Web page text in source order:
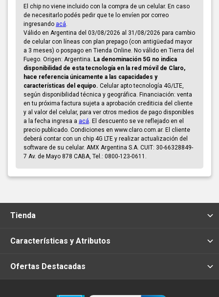
El chip no viene incluido con la compra de un celular. En caso
de necesitarlo podés pedir que te lo envíen por correo
ingresando acá
Válido en Argentina del 03/08/2026 al 31/08/2026 para cambio
de celular con líneas con plan prepago (con antigüedad mayor
a 3 meses) o pospago en Tienda Online. No válido en Tierra del
Fuego. Origen: Argentina. La denominación 5G no indica
disponibilidad de esta tecnología en la red móvil de Claro,
hace referencia únicamente a las capacidades y
características del equipo. Celular apto tecnología 4G/LTE,
según disponibilidad técnica y geográfica. Financiación: venta
en tu próxima factura sujeta a aprobación crediticia del cliente
y al valor del celular, para ver otros medios de pago disponibles
a la fecha ingresa a acá . El descuento se ve reflejado en el
precio publicado. Condiciones en www.claro.com.ar. El cliente
deberá contar con un chip 4G LTE y realizar actualización del
software de su celular. AMX Argentina S.A. CUIT: 30-66328849-
7 Av. de Mayo 878 CABA, Tel.: 0800-123-0611.
Tienda
Características y Atributos
Ofertas Destacadas